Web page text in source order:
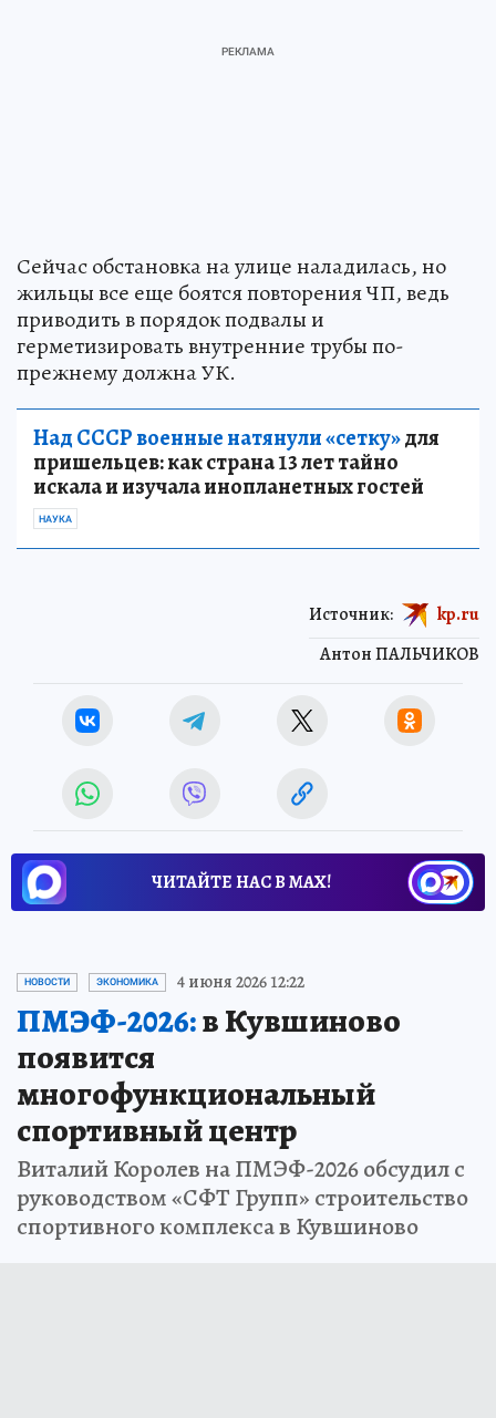
Сейчас обстановка на улице наладилась, но
жильцы все еще боятся повторения ЧП, ведь
приводить в порядок подвалы и
герметизировать внутренние трубы по-
прежнему должна УК.
Над СССР военные натянули «сетку»для
пришельцев: как страна 13 лет тайно
искала и изучала инопланетных гостей
НАУКА
Антон ПАЛЬЧИКОВ
Источник: kp.ru
ЧИТАЙТЕ НАС В МАХ!
НОВОСТИ ЭКОНОМИКА 4 июня 2026 12:22
ПМЭФ-2026:в Кувшиново
появится
многофункциональный
спортивный центр
Виталий Королев на ПМЭФ-2026 обсудил с
руководством «СФТ Групп» строительство
спортивного комплекса в Кувшиново